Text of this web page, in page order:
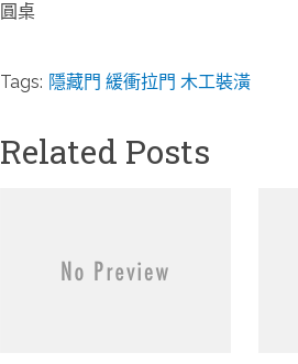
圓桌
Tags: 隱藏門 緩衝拉門 木工裝潢
Related Posts